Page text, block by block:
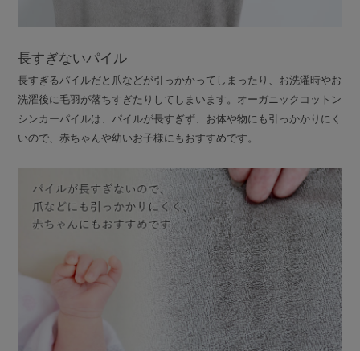
長すぎないパイル
長すぎるパイルだと爪などが引っかかってしまったり、お洗濯時やお
洗濯後に毛羽が落ちすぎたりしてしまいます。オーガニックコットン
シンカーパイルは、パイルが長すぎず、お体や物にも引っかかりにく
いので、赤ちゃんや幼いお子様にもおすすめです。